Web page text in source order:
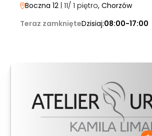
Boczna 12 | 11/ 1 piętro, Chorzów
Teraz zamknięteDzisiaj:08:00-17:00